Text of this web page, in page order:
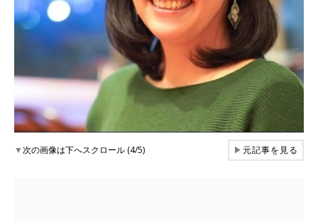
▼次の画像は下へスクロール (4/5) ▶元記事を見る